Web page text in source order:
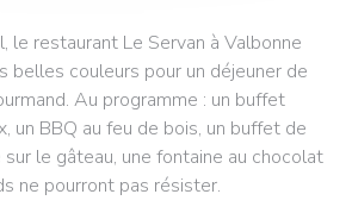
le restaurant Le Servan à Valbonne
belles couleurs pour un déjeuner de
Au programme : un buffet
un BBQ au feu de bois, un buffet de
le gâteau, une fontaine au chocolat
ne pourront pas résister.